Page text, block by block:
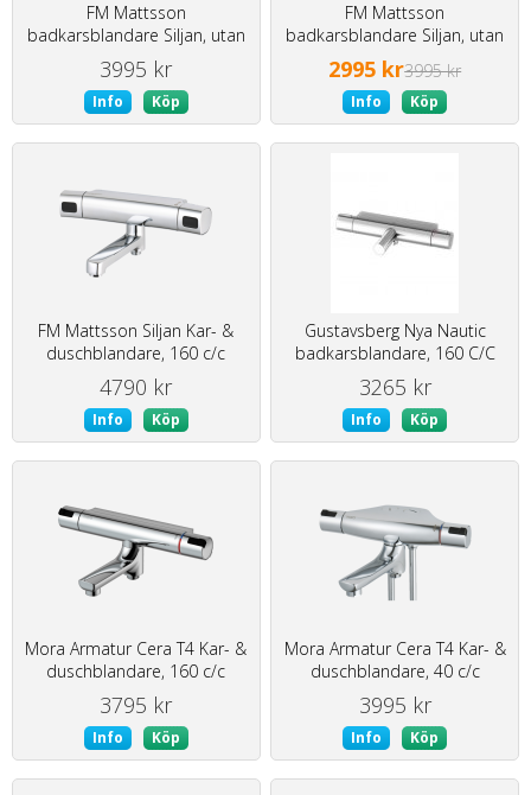
FM Mattsson
badkarsblandare Siljan, utan
pip
3995 kr
Info Köp
FM Mattsson
badkarsblandare Siljan, utan
pip -öppnad kartong
2995 kr3995 kr
Info Köp
FM Mattsson Siljan Kar- &
duschblandare, 160 c/c
4790 kr
Info Köp
Gustavsberg Nya Nautic
badkarsblandare, 160 C/C
3265 kr
Info Köp
Mora Armatur Cera T4 Kar- &
duschblandare, 160 c/c
3795 kr
Info Köp
Mora Armatur Cera T4 Kar- &
duschblandare, 40 c/c
3995 kr
Info Köp